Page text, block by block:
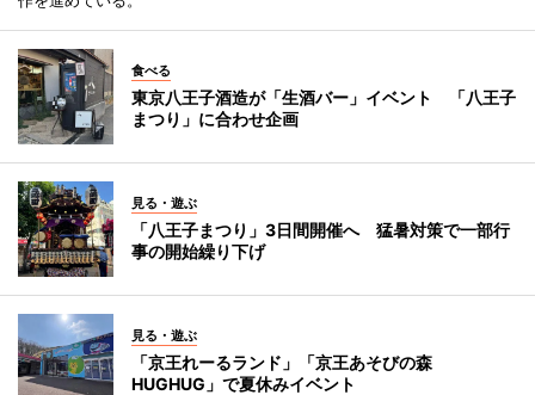
食べる
東京八王子酒造が「生酒バー」イベント 「八王子
まつり」に合わせ企画
見る・遊ぶ
「八王子まつり」3日間開催へ 猛暑対策で一部行
事の開始繰り下げ
見る・遊ぶ
「京王れーるランド」「京王あそびの森
HUGHUG」で夏休みイベント